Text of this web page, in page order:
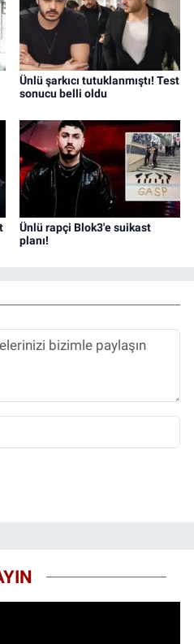
Ünlü şarkıcı tutuklanmıştı! Test
sonucu belli oldu
Ünlü rapçi Blok3'e suikast
planı!